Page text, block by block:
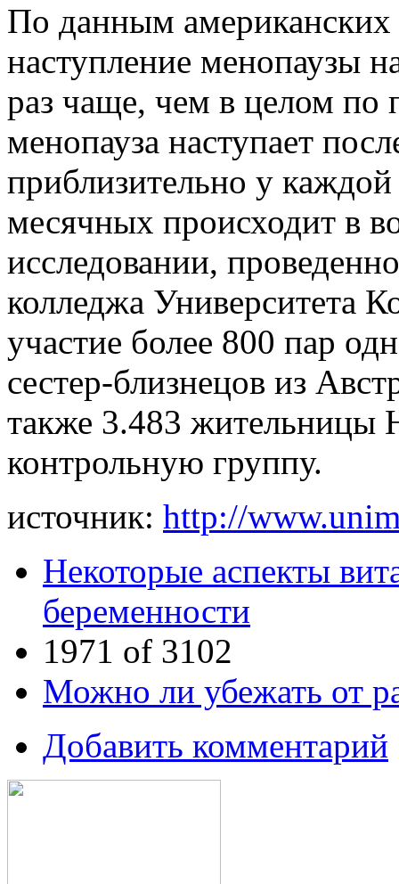
По данным
наступление менопаузы
раз чаще, чем в целом по
менопауза наступает
приблизительно у
месячных происходит в
исследовании,
колледжа Университета
участие более 800 пар
сестер-близнецов из
также 3.483 жительницы
контрольную группу.
источник: http://
Некоторые аспекты
беременности
1971 of 3102
Можно ли убежать от
Добавить комментарий